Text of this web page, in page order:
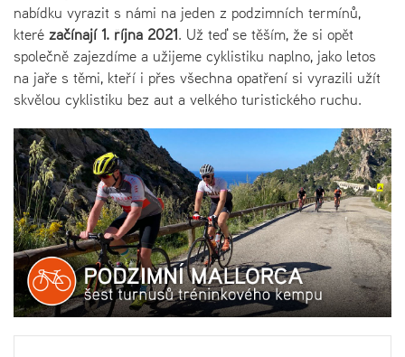
nabídku vyrazit s námi na jeden z podzimních termínů,
které začínají 1. října 2021. Už teď se těším, že si opět
společně zajezdíme a užijeme cyklistiku naplno, jako letos
na jaře s těmi, kteří i přes všechna opatření si vyrazili užít
skvělou cyklistiku bez aut a velkého turistického ruchu.